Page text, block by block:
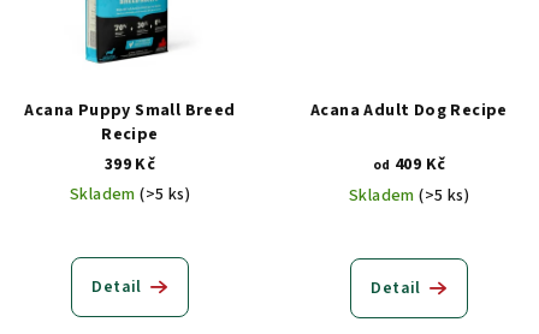
Acana Puppy Small Breed
Recipe
399 Kč
Skladem(>5 ks)
Detail
Acana Adult Dog Recipe
od 409 Kč
Skladem(>5 ks)
Detail